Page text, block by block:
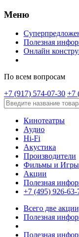
Меню
Полезная
Онлайн
По всем вопросам
+7 (917) 574-07-30 +7
Кинотеатры
Аудио
Hi-Fi
Акустика
Производители
Фильмы и Игры
Акции
Полезная
+7 (495) 926-63-
Всего две
Полезная
Полезная